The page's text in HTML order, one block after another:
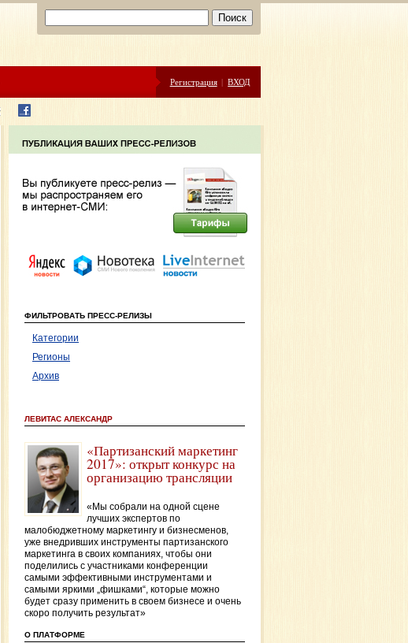
Регистрация | ВХОД
ФИЛЬТРОВАТЬ ПРЕСС-РЕЛИЗЫ
Категории
Регионы
Архив
ЛЕВИТАС АЛЕКСАНДР
«Партизанский маркетинг
2017»: открыт конкурс на
организацию трансляции
«Мы собрали на одной сцене
лучших экспертов по
малобюджетному маркетингу и бизнесменов,
уже внедривших инструменты партизанского
маркетинга в своих компаниях, чтобы они
поделились с участниками конференции
самыми эффективными инструментами и
самыми яркими „фишками“, которые можно
будет сразу применить в своем бизнесе и очень
скоро получить результат»
О ПЛАТФОРМЕ